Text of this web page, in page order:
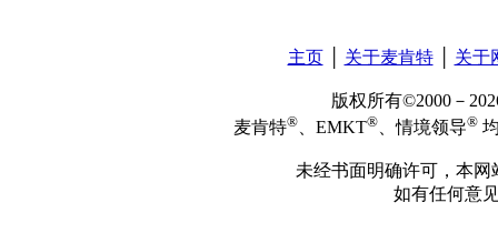
主页│ 关于麦肯特│ 关于
版权所有©2000－
麦肯特® 、EMKT® 、情境领导®
未经书面明确许可，本
如有任何意